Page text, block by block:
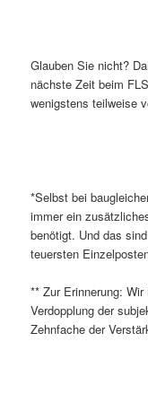
Glauben Sie nicht?
nächste Zeit beim
wenigstens teilweise
*Selbst bei
immer ein
benötigt. Und das
teuersten
** Zur Erinnerung:
Verdopplung der
Zehnfache der